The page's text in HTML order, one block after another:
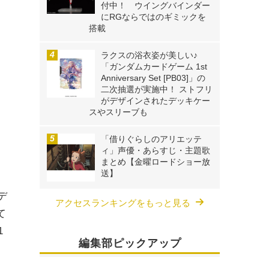
付中！ ウイングバインダー
にRGならではのギミックを
搭載
ラクスの浴衣姿が美しい♪
「ガンダムカードゲーム 1st
Anniversary Set [PB03]」の
二次抽選が実施中！ ストフリ
がデザインされたデッキケー
スやスリーブも
「借りぐらしのアリエッテ
ィ」声優・あらすじ・主題歌
まとめ【金曜ロードショー放
送】
アクセスランキングをもっと見る
編集部ピックアップ